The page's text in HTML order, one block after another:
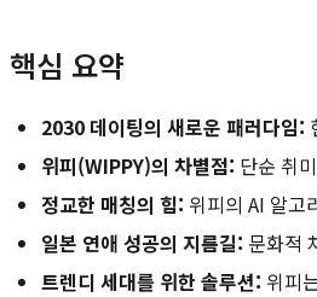
핵심 요약
2030 데이팅의 새로운 패러다임:
위피(WIPPY)의 차별점: 단순 취
정교한 매칭의 힘: 위피의 AI 알고
일본 연애 성공의 지름길: 문화적
트렌디 세대를 위한 솔루션: 위피